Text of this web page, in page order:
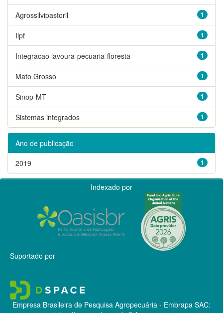
1
Agrossilvipastoril
1
Ilpf
1
Integracao lavoura-pecuaria-floresta
1
Mato Grosso
1
Sinop-MT
1
Sistemas integrados
Ano de publicação
1
2019
Indexado por
Suportado por
Empresa Brasileira de Pesquisa Agropecuária - Embrapa SAC: